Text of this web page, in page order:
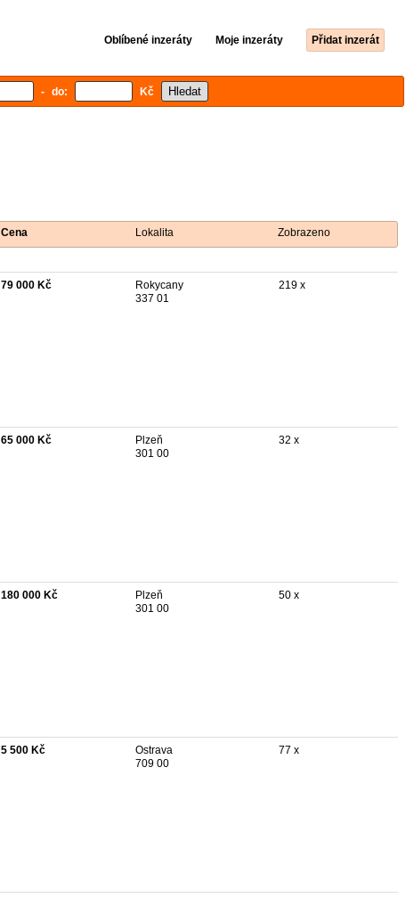
Oblíbené inzeráty Moje inzeráty Přidat inzerát
- do: Kč
Cena Lokalita Zobrazeno
79 000 Kč
Rokycany
337 01
219 x
65 000 Kč
Plzeň
301 00
32 x
180 000 Kč
Plzeň
301 00
50 x
5 500 Kč
Ostrava
709 00
77 x